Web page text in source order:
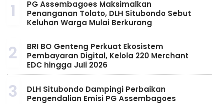
1
PG Assembagoes Maksimalkan
Penanganan Tolato, DLH Situbondo Sebut
Keluhan Warga Mulai Berkurang
2
BRI BO Genteng Perkuat Ekosistem
Pembayaran Digital, Kelola 220 Merchant
EDC hingga Juli 2026
3
DLH Situbondo Dampingi Perbaikan
Pengendalian Emisi PG Assembagoes